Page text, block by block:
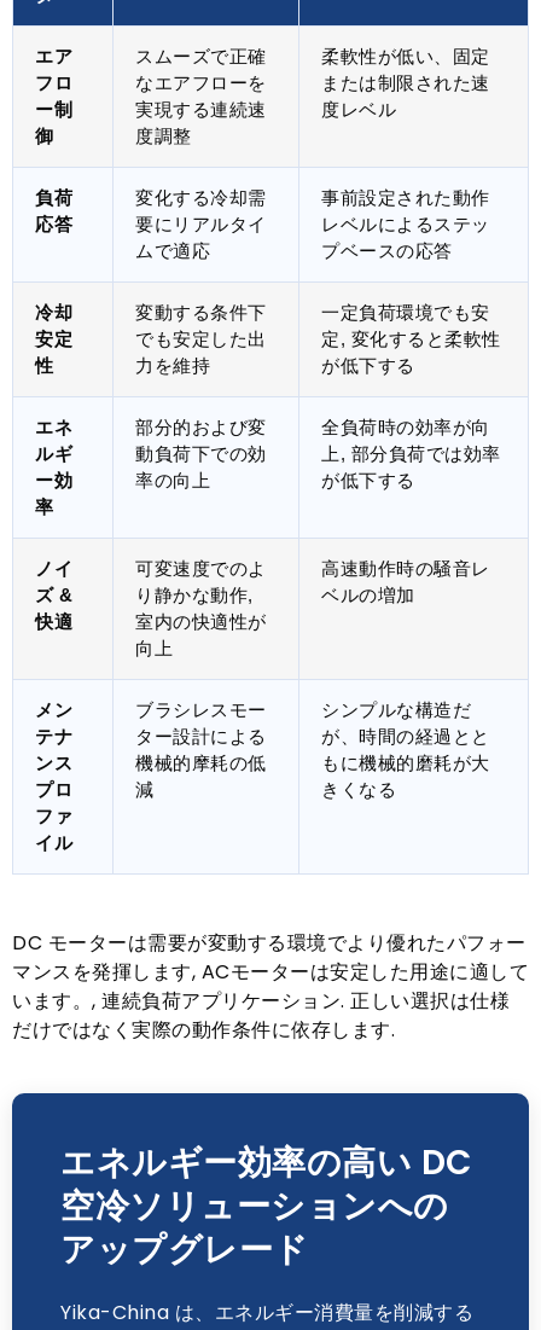
エア
フロ
ー制
御
スムーズで正確
なエアフローを
実現する連続速
度調整
柔軟性が低い、固定
または制限された速
度レベル
負荷
応答
変化する冷却需
要にリアルタイ
ムで適応
事前設定された動作
レベルによるステッ
プベースの応答
冷却
安定
性
変動する条件下
でも安定した出
力を維持
一定負荷環境でも安
定, 変化すると柔軟性
が低下する
エネ
ルギ
ー効
率
部分的および変
動負荷下での効
率の向上
全負荷時の効率が向
上, 部分負荷では効率
が低下する
ノイ
ズ &
快適
可変速度でのよ
り静かな動作,
室内の快適性が
向上
高速動作時の騒音レ
ベルの増加
メン
テナ
ンス
プロ
ファ
イル
ブラシレスモー
ター設計による
機械的摩耗の低
減
シンプルな構造だ
が、時間の経過とと
もに機械的磨耗が大
きくなる
DC モーターは需要が変動する環境でより優れたパフォー
マンスを発揮します, ACモーターは安定した用途に適して
います。, 連続負荷アプリケーション. 正しい選択は仕様
だけではなく実際の動作条件に依存します.
エネルギー効率の高い DC
空冷ソリューションへの
アップグレード
Yika-China は、エネルギー消費量を削減する